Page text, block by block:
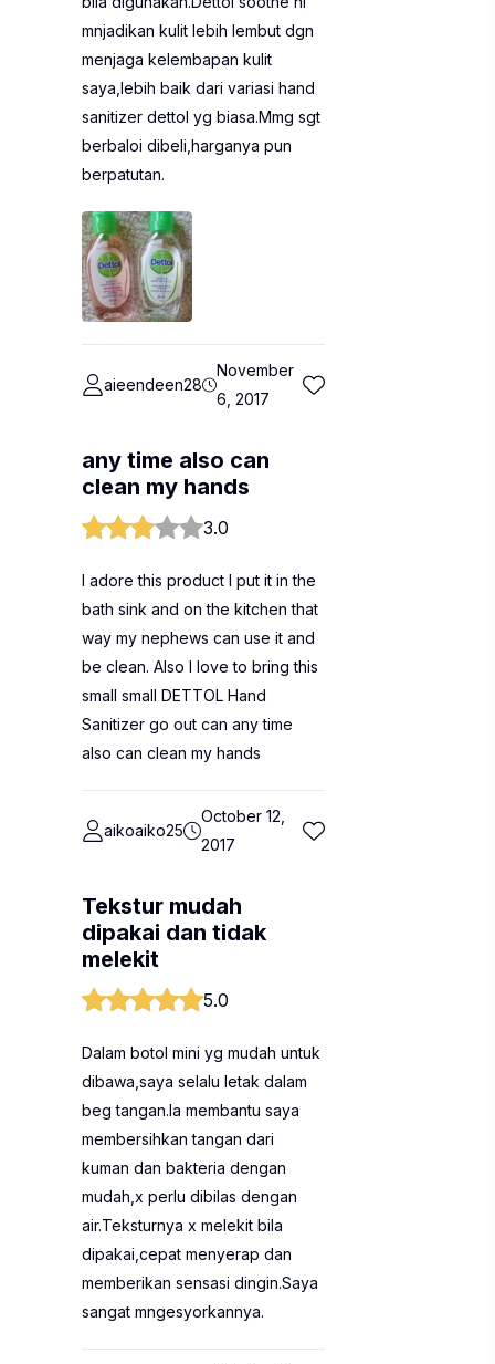
mnjadikan kulit lebih lembut dgn
menjaga kelembapan kulit
saya,lebih baik dari variasi hand
sanitizer dettol yg biasa.Mmg sgt
berbaloi dibeli,harganya pun
berpatutan.
aieendeen28
November
6, 2017
any time also can
clean my hands
3.0
I adore this product I put it in the
bath sink and on the kitchen that
way my nephews can use it and
be clean. Also I love to bring this
small small DETTOL Hand
Sanitizer go out can any time
also can clean my hands
aikoaiko25
October 12,
2017
Tekstur mudah
dipakai dan tidak
melekit
5.0
Dalam botol mini yg mudah untuk
dibawa,saya selalu letak dalam
beg tangan.Ia membantu saya
membersihkan tangan dari
kuman dan bakteria dengan
mudah,x perlu dibilas dengan
air.Teksturnya x melekit bila
dipakai,cepat menyerap dan
memberikan sensasi dingin.Saya
sangat mngesyorkannya.